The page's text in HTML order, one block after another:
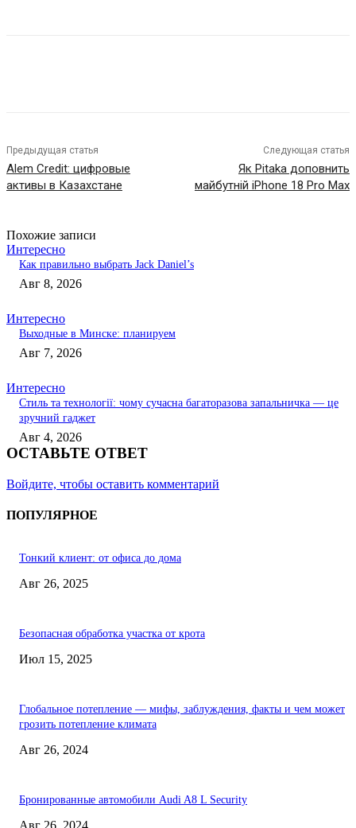
Предыдущая статья
Alem Credit: цифровые
активы в Казахстане
Следующая статья
Як Pitaka доповнить
майбутній iPhone 18 Pro Max
Похожие записи
Интересно
Как правильно выбрать Jack Daniel’s
Авг 8, 2026
Интересно
Выходные в Минске: планируем
Авг 7, 2026
Интересно
Стиль та технології: чому сучасна багаторазова запальничка — це
зручний гаджет
Авг 4, 2026
ОСТАВЬТЕ ОТВЕТ
Войдите, чтобы оставить комментарий
ПОПУЛЯРНОЕ
Тонкий клиент: от офиса до дома
Авг 26, 2025
Безопасная обработка участка от крота
Июл 15, 2025
Глобальное потепление — мифы, заблуждения, факты и чем может
грозить потепление климата
Авг 26, 2024
Бронированные автомобили Audi A8 L Security